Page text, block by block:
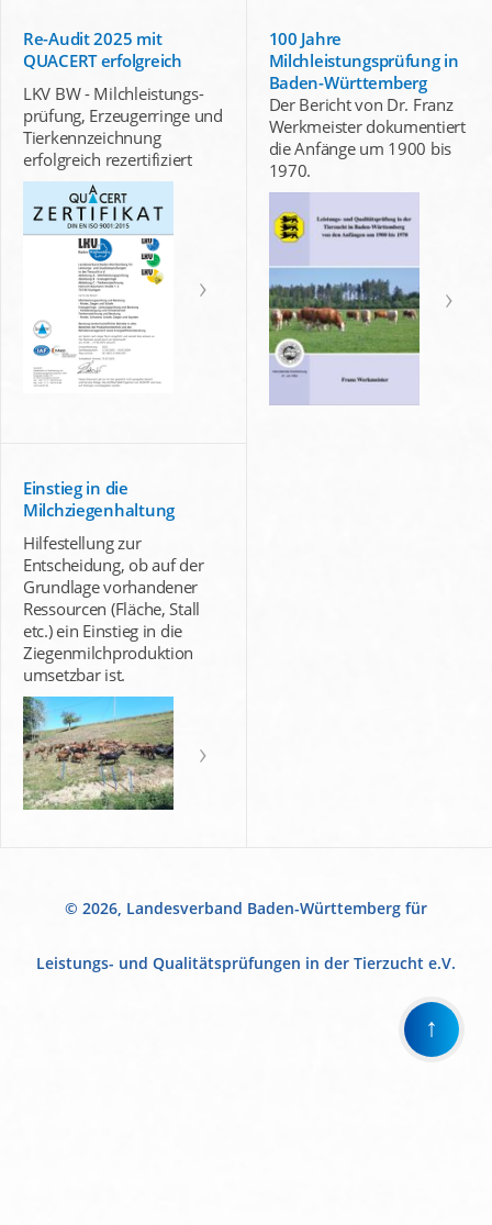
Re-Audit 2025 mit
QUACERT erfolgreich
LKV BW - Milchleistungs-
prüfung, Erzeugerringe und
Tierkennzeichnung
erfolgreich rezertifiziert
100 Jahre
Milchleistungsprüfung in
Baden-Württemberg
Der Bericht von Dr. Franz
Werkmeister dokumentiert
die Anfänge um 1900 bis
1970.
Einstieg in die
Milchziegenhaltung
Hilfestellung zur
Entscheidung, ob auf der
Grundlage vorhandener
Ressourcen (Fläche, Stall
etc.) ein Einstieg in die
Ziegenmilchproduktion
umsetzbar ist.
© 2026, Landesverband Baden-Württemberg für
Leistungs- und Qualitätsprüfungen in der Tierzucht e.V.
↑